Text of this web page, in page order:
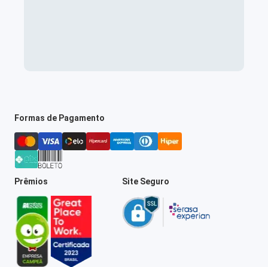
Formas de Pagamento
Prêmios Site Seguro